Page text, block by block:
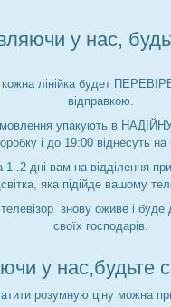
у нас,
кожна лінійка будет
відправкою.
упакують в
і до 19:00 віднесуть на
1..2 дні вам на відділення
яка підійде вашому
знову оживе і буде
своїх господарів.
у нас,будьте
розумную ціну можна